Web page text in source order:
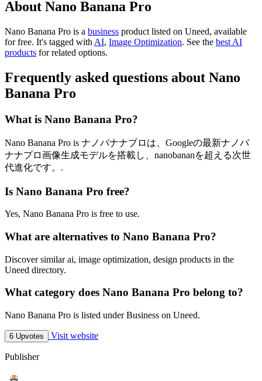
About Nano Banana Pro
Nano Banana Pro is a business product listed on Uneed, available
for free. It's tagged with AI, Image Optimization. See the best AI
products for related options.
Frequently asked questions about Nano
Banana Pro
What is Nano Banana Pro?
Nano Banana Pro is ナノバナナプロは、Googleの最新ナノバ
ナナプロ画像生成モデルを搭載し、nanobananを超える次世
代進化です。.
Is Nano Banana Pro free?
Yes, Nano Banana Pro is free to use.
What are alternatives to Nano Banana Pro?
Discover similar ai, image optimization, design products in the
Uneed directory.
What category does Nano Banana Pro belong to?
Nano Banana Pro is listed under Business on Uneed.
6 Upvotes Visit website
Publisher